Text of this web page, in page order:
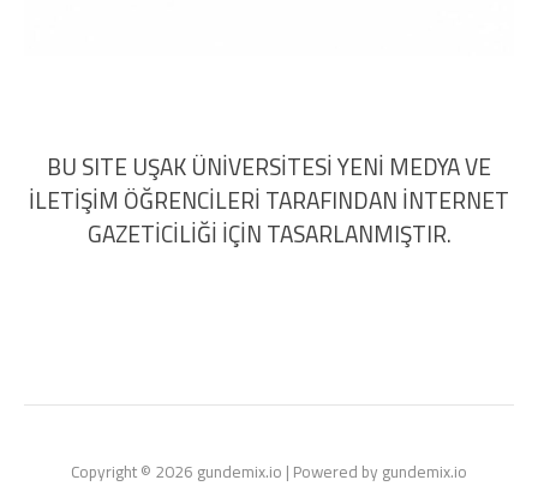
BU SITE UŞAK ÜNİVERSİTESİ YENİ MEDYA VE
İLETİŞİM ÖĞRENCİLERİ TARAFINDAN İNTERNET
GAZETİCİLİĞİ İÇİN TASARLANMIŞTIR.
Copyright © 2026 gundemix.io | Powered by gundemix.io